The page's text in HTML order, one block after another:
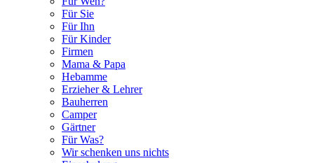
Für Sie
Für Ihn
Für Kinder
Firmen
Mama & Papa
Hebamme
Erzieher & Lehrer
Bauherren
Camper
Gärtner
Für Was?
Wir schenken uns nichts